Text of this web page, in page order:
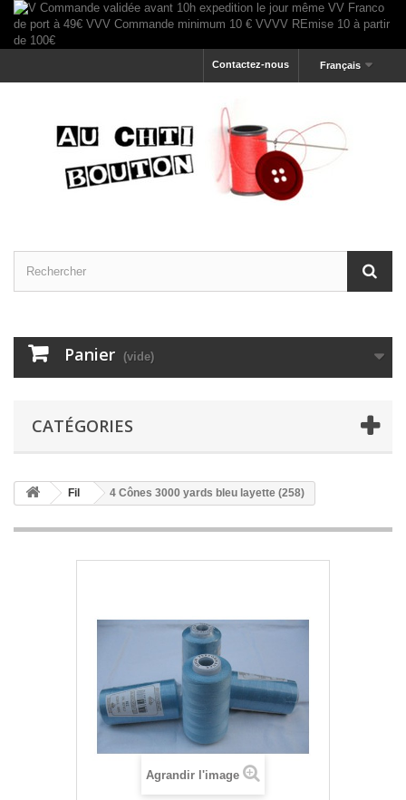
Français
Contactez-nous
Panier (vide)
CATÉGORIES
Fil 4 Cônes 3000 yards bleu layette (258)
Agrandir l'image